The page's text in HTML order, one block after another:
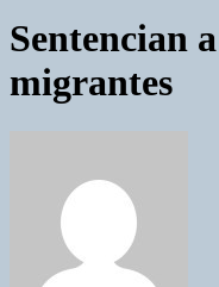
Sentencian
migrantes